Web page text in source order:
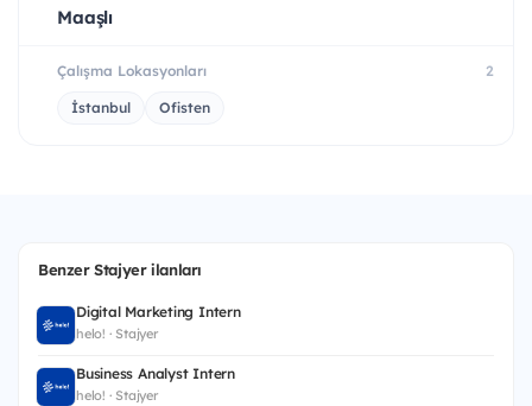
Maaşlı
Çalışma Lokasyonları 2
İstanbul Ofisten
Benzer Stajyer ilanları
Digital Marketing Intern
helo! · Stajyer
Business Analyst Intern
helo! · Stajyer